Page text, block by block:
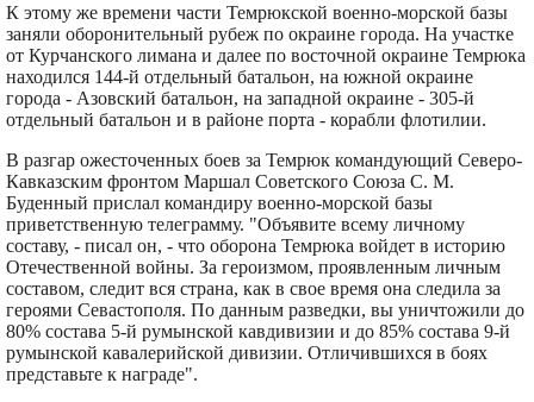
К этому же времени части Темрюкской военно-морской базы
заняли оборонительный рубеж по окраине города. На участке
от Курчанского лимана и далее по восточной окраине Темрюка
находился 144-й отдельный батальон, на южной окраине
города - Азовский батальон, на западной окраине - 305-й
отдельный батальон и в районе порта - корабли флотилии.
В разгар ожесточенных боев за Темрюк командующий Северо-
Кавказским фронтом Маршал Советского Союза С. М.
Буденный прислал командиру военно-морской базы
приветственную телеграмму. "Объявите всему личному
составу, - писал он, - что оборона Темрюка войдет в историю
Отечественной войны. За героизмом, проявленным личным
составом, следит вся страна, как в свое время она следила за
героями Севастополя. По данным разведки, вы уничтожили до
80% состава 5-й румынской кавдивизии и до 85% состава 9-й
румынской кавалерийской дивизии. Отличившихся в боях
представьте к награде".